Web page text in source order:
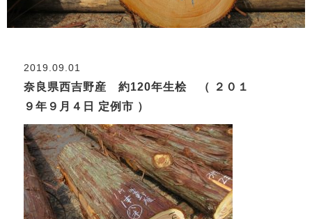
2019.09.01
奈良県西吉野産 約120年生桧 （ ２０１
９年９月４日 定例市 ）